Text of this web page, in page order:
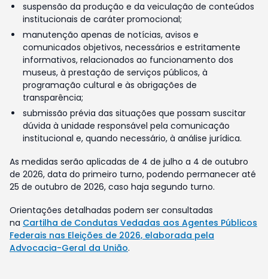
suspensão da produção e da veiculação de conteúdos
institucionais de caráter promocional;
manutenção apenas de notícias, avisos e
comunicados objetivos, necessários e estritamente
informativos, relacionados ao funcionamento dos
museus, à prestação de serviços públicos, à
programação cultural e às obrigações de
transparência;
submissão prévia das situações que possam suscitar
dúvida à unidade responsável pela comunicação
institucional e, quando necessário, à análise jurídica.
As medidas serão aplicadas de 4 de julho a 4 de outubro
de 2026, data do primeiro turno, podendo permanecer até
25 de outubro de 2026, caso haja segundo turno.
Orientações detalhadas podem ser consultadas
na Cartilha de Condutas Vedadas aos Agentes Públicos
Federais nas Eleições de 2026, elaborada pela
Advocacia-Geral da União.